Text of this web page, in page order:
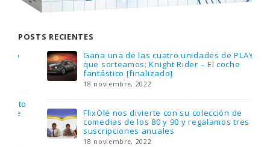
POSTS RECIENTES
Gana una de las cuatro unidades de PLAYMOBIL
que sorteamos: Knight Rider – El coche
fantástico [finalizado]
18 noviembre, 2022
FlixOlé nos divierte con su colección de
comedias de los 80 y 90 y regalamos tres
suscripciones anuales
18 noviembre, 2022